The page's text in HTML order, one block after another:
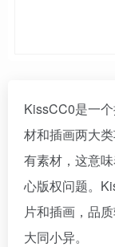
KissCC0是一
材和插画两大
有素材，这意
心版权问题。
片和插画，品
大同小异。